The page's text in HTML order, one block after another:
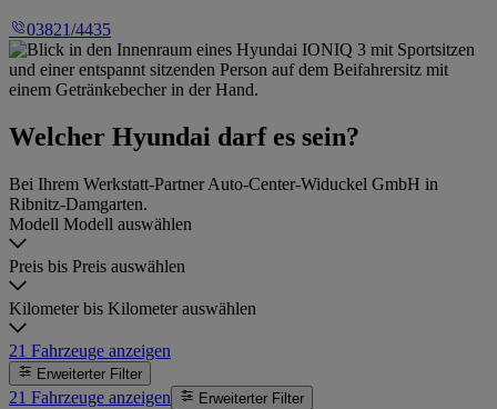
03821/4435
Welcher Hyundai darf es sein?
Bei Ihrem Werkstatt-Partner Auto-Center-Widuckel GmbH in
Ribnitz-Damgarten.
Modell Modell auswählen
Preis bis Preis auswählen
Kilometer bis Kilometer auswählen
21 Fahrzeuge anzeigen
Erweiterter Filter
21 Fahrzeuge anzeigen Erweiterter Filter